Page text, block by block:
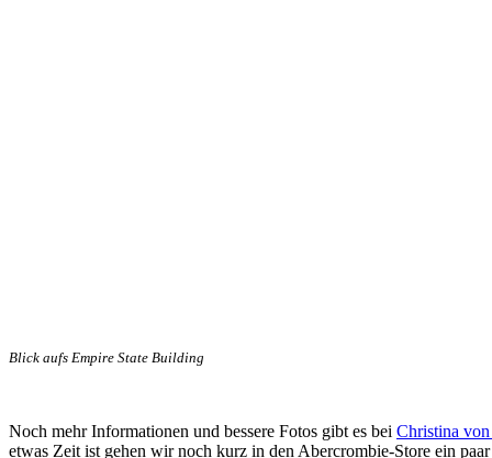
Blick aufs Empire State Building
Noch mehr Informationen und bessere Fotos gibt es bei Christina
etwas Zeit ist gehen wir noch kurz in den Abercrombie-Store ein